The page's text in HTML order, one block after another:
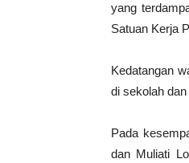
yang
Satuan Kerja
Kedatangan
di sekolah
Pada
dan Muliati